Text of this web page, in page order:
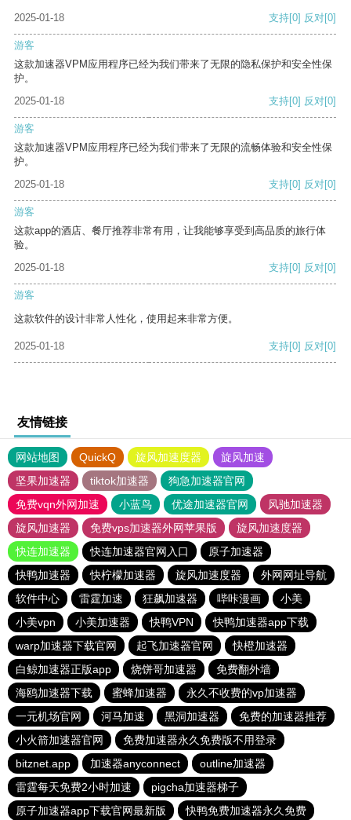
2025-01-18
支持[0] 反对[0]
游客
这款加速器VPM应用程序已经为我们带来了无限的隐私保护和安全性保
护。
2025-01-18
支持[0] 反对[0]
游客
这款加速器VPM应用程序已经为我们带来了无限的流畅体验和安全性保
护。
2025-01-18
支持[0] 反对[0]
游客
这款app的酒店、餐厅推荐非常有用，让我能够享受到高品质的旅行体
验。
2025-01-18
支持[0] 反对[0]
游客
这款软件的设计非常人性化，使用起来非常方便。
2025-01-18 支持[0] 反对[0]
友情链接
网站地图 QuickQ 旋风加速度器
旋风加速
坚果加速器
tiktok加速器
狗急加速器官网
免费vqn外网加速
小蓝鸟 优途加速器官网
风驰加速器
旋风加速器
免费vps加速器外网苹果版
旋风加速度器
快连加速器
快连加速器官网入口
原子加速器
快鸭加速器
快柠檬加速器 旋风加速度器
外网网址导航
软件中心
雷霆加速 狂飙加速器 哔咔漫画
小美
小美vpn
小美加速器 快鸭VPN
快鸭加速器app下载
warp加速器下载官网
起飞加速器官网
快橙加速器
白鲸加速器正版app
烧饼哥加速器
免费翻外墙
海鸥加速器下载
蜜蜂加速器
永久不收费的vp加速器
一元机场官网
河马加速 黑洞加速器
免费的加速器推荐
小火箭加速器官网
免费加速器永久免费版不用登录
bitznet.app
加速器anyconnect
outline加速器
雷霆每天免费2小时加速
pigcha加速器梯子
原子加速器app下载官网最新版
快鸭免费加速器永久免费